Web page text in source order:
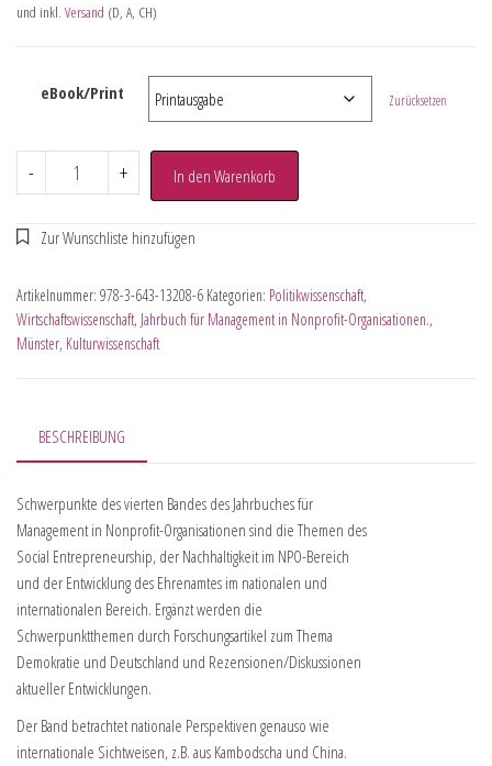
und inkl. Versand (D, A, CH)
eBook/Print Zurücksetzen
- + In den Warenkorb
Artikelnummer: 978-3-643-13208-6 Kategorien: Politikwissenschaft,
Wirtschaftswissenschaft, Jahrbuch für Management in Nonprofit-Organisationen.,
Münster, Kulturwissenschaft
BESCHREIBUNG
Schwerpunkte des vierten Bandes des Jahrbuches für
Management in Nonprofit-Organisationen sind die Themen des
Social Entrepreneurship, der Nachhaltigkeit im NPO-Bereich
und der Entwicklung des Ehrenamtes im nationalen und
internationalen Bereich. Ergänzt werden die
Schwerpunktthemen durch Forschungsartikel zum Thema
Demokratie und Deutschland und Rezensionen/Diskussionen
aktueller Entwicklungen.
Der Band betrachtet nationale Perspektiven genauso wie
internationale Sichtweisen, z.B. aus Kambodscha und China.